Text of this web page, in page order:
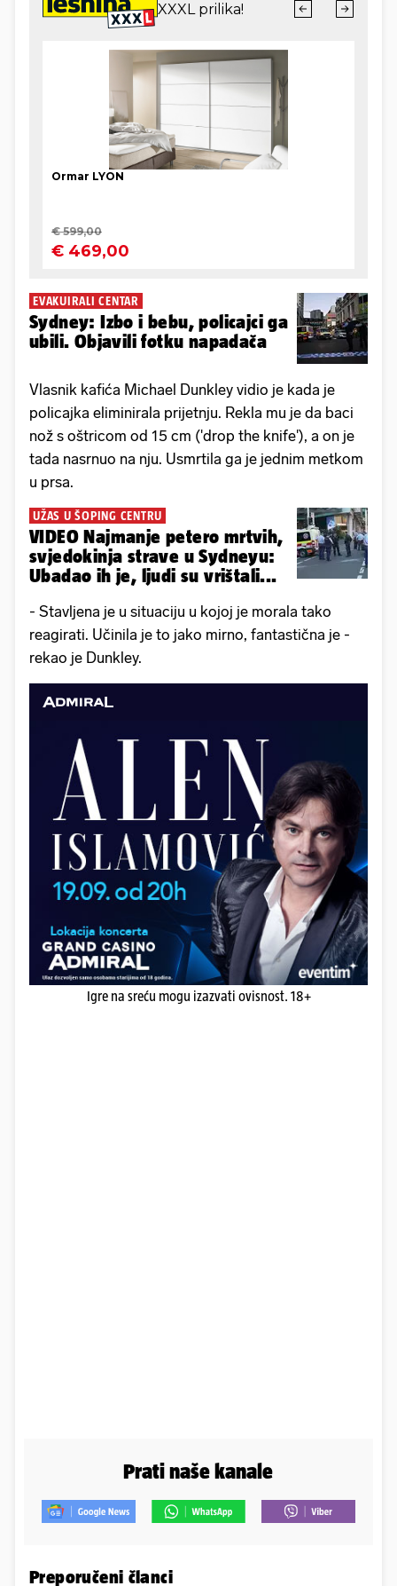
EVAKUIRALI CENTAR
Sydney: Izbo i bebu, policajci ga
ubili. Objavili fotku napadača
Vlasnik kafića Michael Dunkley vidio je kada je
policajka eliminirala prijetnju. Rekla mu je da baci
nož s oštricom od 15 cm ('drop the knife'), a on je
tada nasrnuo na nju. Usmrtila ga je jednim metkom
u prsa.
UŽAS U ŠOPING CENTRU
VIDEO Najmanje petero mrtvih,
svjedokinja strave u Sydneyu:
Ubadao ih je, ljudi su vrištali...
- Stavljena je u situaciju u kojoj je morala tako
reagirati. Učinila je to jako mirno, fantastična je -
rekao je Dunkley.
Igre na sreću mogu izazvati ovisnost. 18+
Prati naše kanale
Preporučeni članci